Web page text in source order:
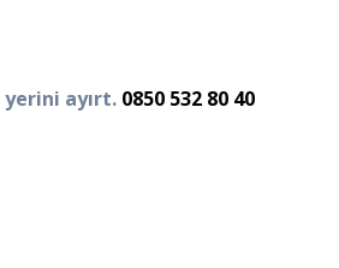
ayırt. 0850 532 80 40